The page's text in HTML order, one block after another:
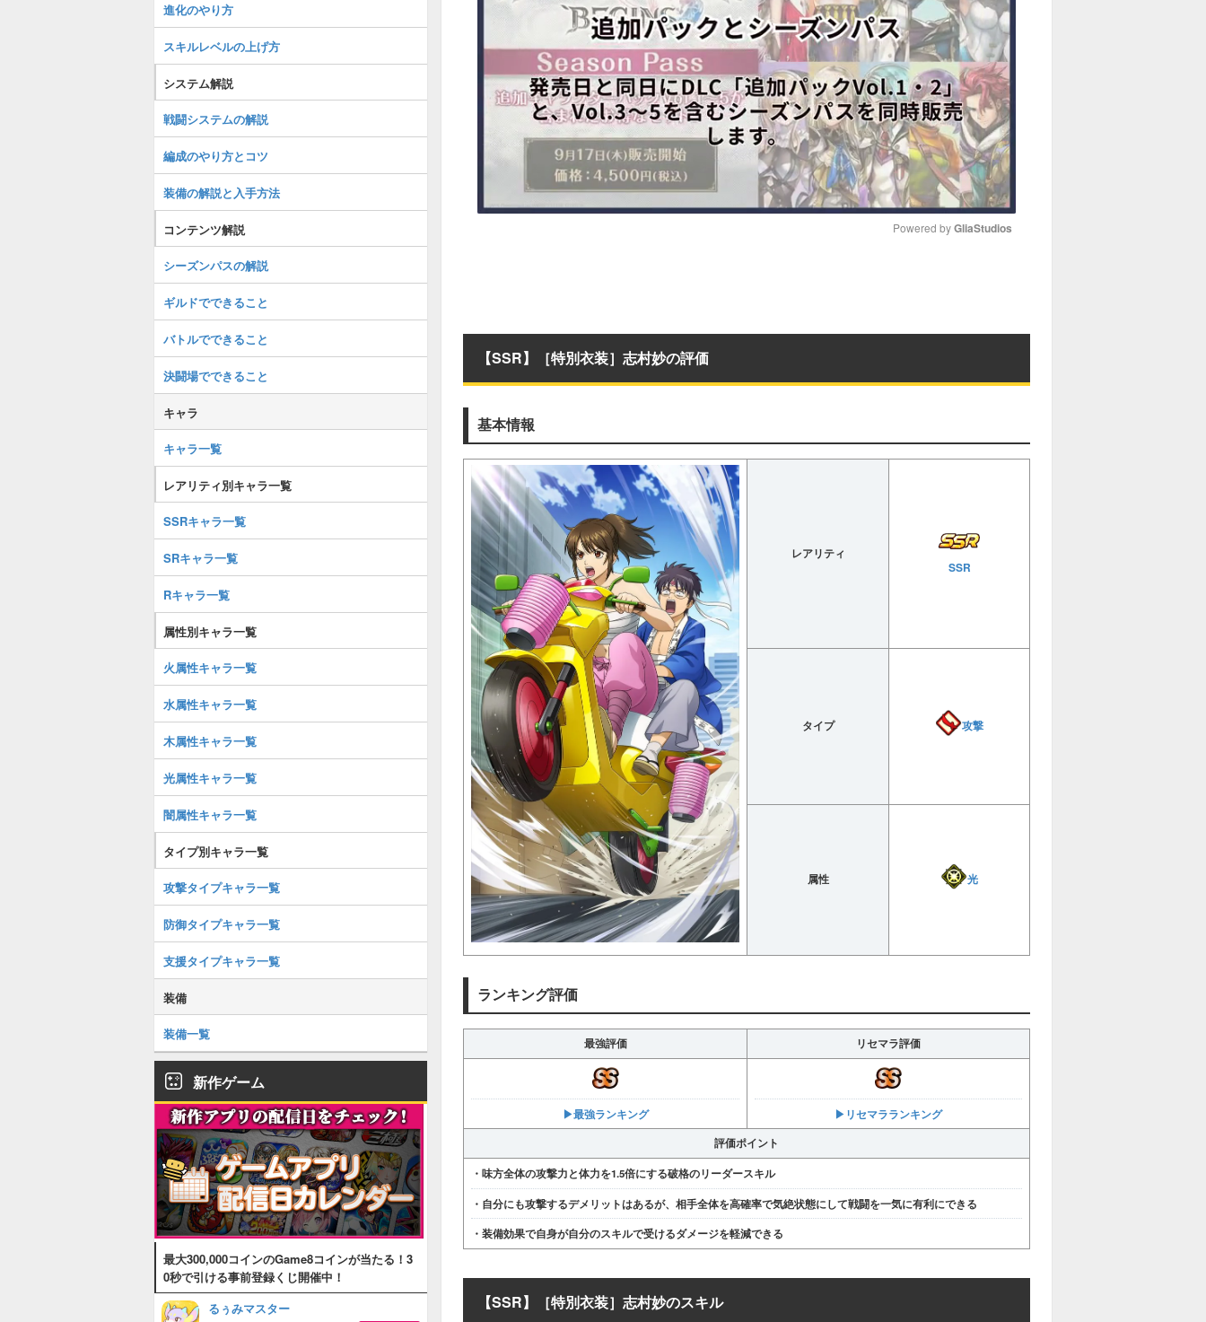
Powered by GliaStudios
【SSR】［特別衣装］志村妙の評価
基本情報
レアリティ
SSR
タイプ 攻撃
属性 光
ランキング評価
最強評価 リセマラ評価
▶︎最強ランキング ▶︎リセマラランキング
評価ポイント
・味方全体の攻撃力と体力を1.5倍にする破格のリーダースキル
・自分にも攻撃するデメリットはあるが、相手全体を高確率で気絶状態にして戦闘を一気に有利にできる
・装備効果で自身が自分のスキルで受けるダメージを軽減できる
【SSR】［特別衣装］志村妙のスキル
進化のやり方
スキルレベルの上げ方
システム解説
戦闘システムの解説
編成のやり方とコツ
装備の解説と入手方法
コンテンツ解説
シーズンパスの解説
ギルドでできること
バトルでできること
決闘場でできること
キャラ
キャラ一覧
レアリティ別キャラ一覧
SSRキャラ一覧
SRキャラ一覧
Rキャラ一覧
属性別キャラ一覧
火属性キャラ一覧
水属性キャラ一覧
木属性キャラ一覧
光属性キャラ一覧
闇属性キャラ一覧
タイプ別キャラ一覧
攻撃タイプキャラ一覧
防御タイプキャラ一覧
支援タイプキャラ一覧
装備
装備一覧
新作ゲーム
最大300,000コインのGame8コインが当たる！3
0秒で引ける事前登録くじ開催中！
るぅみマスター